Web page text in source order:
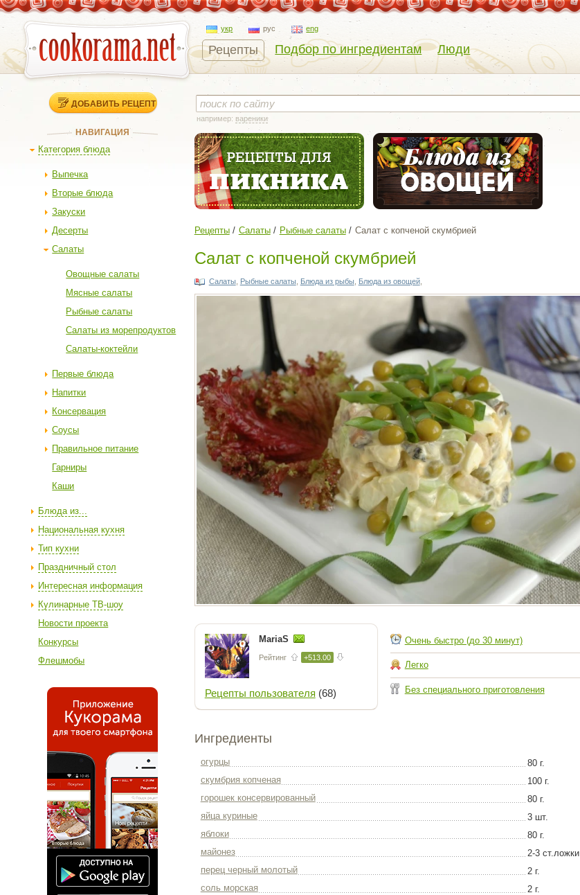
укр рус eng
Рецепты Подбор по ингредиентам Люди
ДОБАВИТЬ РЕЦЕПТ
НАВИГАЦИЯ
Категория блюда
Выпечка
Вторые блюда
Закуски
Десерты
Салаты
Овощные салаты
Мясные салаты
Рыбные салаты
Салаты из морепродуктов
Салаты-коктейли
Первые блюда
Напитки
Консервация
Соусы
Правильное питание
Гарниры
Каши
Блюда из...
Национальная кухня
Тип кухни
Праздничный стол
Интересная информация
Кулинарные ТВ-шоу
Новости проекта
Конкурсы
Флешмобы
например: вареники
Рецепты Салаты Рыбные салаты Салат с копченой скумбрией
Салат с копченой скумбрией
Салаты Рыбные салаты Блюда из рыбы Блюда из овощей,
MariaS
Рейтинг +513.00
Рецепты пользователя (68)
Очень быстро (до 30 минут)
Легко
Без специального приготовления
Ингредиенты
огурцы
80 г.
скумбрия копченая
100 г.
горошек консервированный
80 г.
яйца куриные
3 шт.
яблоки
80 г.
майонез
2-3 ст.ложки
перец черный молотый
2 г.
соль морская
2 г.